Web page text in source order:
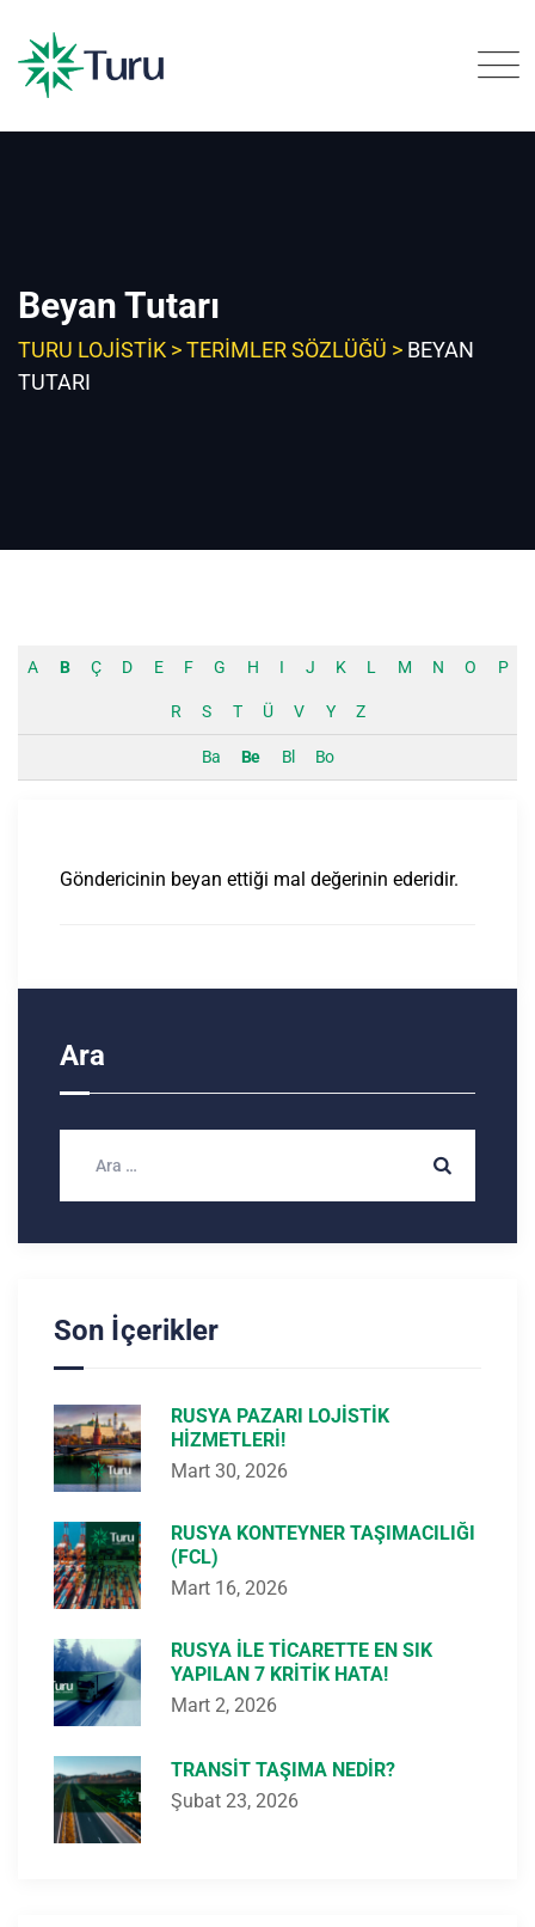
content
Beyan Tutarı
TURU LOJISTIK >TERIMLER SÖZLÜĞÜ > BEYAN
TUTARI
A B Ç D E F G H I J K L M N O P
R S T Ü V Y Z
Ba Be Bl Bo
Göndericinin beyan ettiği mal değerinin ederidir.
Ara
Son İçerikler
RUSYA PAZARI LOJISTIK
HIZMETLERI!
Mart 30, 2026
RUSYA KONTEYNER TAŞIMACILIĞI
(FCL)
Mart 16, 2026
RUSYA ILE TICARETTE EN SIK
YAPILAN 7 KRITIK HATA!
Mart 2, 2026
TRANSIT TAŞIMA NEDIR?
Şubat 23, 2026